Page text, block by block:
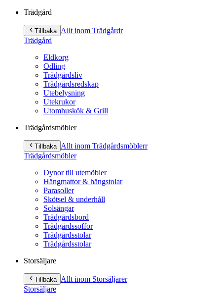
Trädgård
Tillbaka Allt inom Trädgårdr
Trädgård
Eldkorg
Odling
Trädgårdsliv
Trädgårdsredskap
Utebelysning
Utekrukor
Utomhuskök & Grill
Trädgårdsmöbler
Tillbaka Allt inom Trädgårdsmöblerr
Trädgårdsmöbler
Dynor till utemöbler
Hängmattor & hängstolar
Parasoller
Skötsel & underhåll
Solsängar
Trädgårdsbord
Trädgårdssoffor
Trädgårdsstolar
Trädgårdsstolar
Storsäljare
Tillbaka Allt inom Storsäljarer
Storsäljare